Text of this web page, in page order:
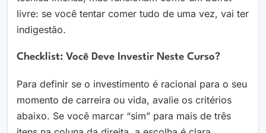
livre: se você tentar comer tudo de uma vez, vai ter
indigestão.
Checklist: Você Deve Investir Neste Curso?
Para definir se o investimento é racional para o seu
momento de carreira ou vida, avalie os critérios
abaixo. Se você marcar “sim” para mais de três